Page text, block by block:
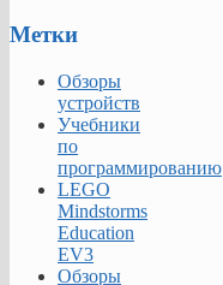
Метки
Обзоры
устройств
Учебники
по
программированию
LEGO
Mindstorms
Education
EV3
Обзоры